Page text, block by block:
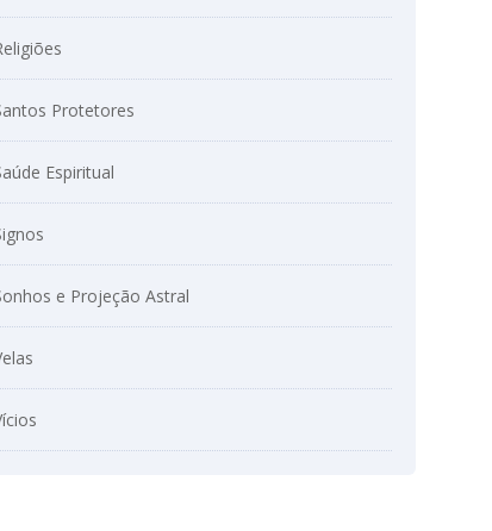
Protetores
Espiritual
e Projeção Astral